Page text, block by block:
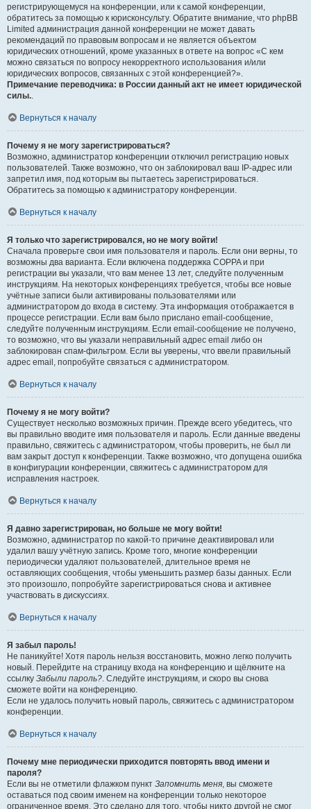
регистрирующемуся на конференции, или к самой конференции,
обратитесь за помощью к юрисконсульту. Обратите внимание, что phpBB
Limited администрация данной конференции не может давать
рекомендаций по правовым вопросам и не является объектом
юридических отношений, кроме указанных в ответе на вопрос «С кем
можно связаться по вопросу некорректного использования и/или
юридических вопросов, связанных с этой конференцией?».
Примечание переводчика: в России данный акт не имеет юридической
силы..
Вернуться к началу
Почему я не могу зарегистрироваться?
Возможно, администратор конференции отключил регистрацию новых
пользователей. Также возможно, что он заблокировал ваш IP-адрес или
запретил имя, под которым вы пытаетесь зарегистрироваться.
Обратитесь за помощью к администратору конференции.
Вернуться к началу
Я только что зарегистрировался, но не могу войти!
Сначала проверьте свои имя пользователя и пароль. Если они верны, то
возможны два варианта. Если включена поддержка COPPA и при
регистрации вы указали, что вам менее 13 лет, следуйте полученным
инструкциям. На некоторых конференциях требуется, чтобы все новые
учётные записи были активированы пользователями или
администратором до входа в систему. Эта информация отображается в
процессе регистрации. Если вам было прислано email-сообщение,
следуйте полученным инструкциям. Если email-сообщение не получено,
то возможно, что вы указали неправильный адрес email либо он
заблокирован спам-фильтром. Если вы уверены, что ввели правильный
адрес email, попробуйте связаться с администратором.
Вернуться к началу
Почему я не могу войти?
Существует несколько возможных причин. Прежде всего убедитесь, что
вы правильно вводите имя пользователя и пароль. Если данные введены
правильно, свяжитесь с администратором, чтобы проверить, не был ли
вам закрыт доступ к конференции. Также возможно, что допущена ошибка
в конфигурации конференции, свяжитесь с администратором для
исправления настроек.
Вернуться к началу
Я давно зарегистрирован, но больше не могу войти!
Возможно, администратор по какой-то причине деактивировал или
удалил вашу учётную запись. Кроме того, многие конференции
периодически удаляют пользователей, длительное время не
оставляющих сообщения, чтобы уменьшить размер базы данных. Если
это произошло, попробуйте зарегистрироваться снова и активнее
участвовать в дискуссиях.
Вернуться к началу
Я забыл пароль!
Не паникуйте! Хотя пароль нельзя восстановить, можно легко получить
новый. Перейдите на страницу входа на конференцию и щёлкните на
ссылку Забыли пароль?. Следуйте инструкциям, и скоро вы снова
сможете войти на конференцию.
Если не удалось получить новый пароль, свяжитесь с администратором
конференции.
Вернуться к началу
Почему мне периодически приходится повторять ввод имени и
пароля?
Если вы не отметили флажком пункт Запомнить меня, вы сможете
оставаться под своим именем на конференции только некоторое
ограниченное время. Это сделано для того, чтобы никто другой не смог